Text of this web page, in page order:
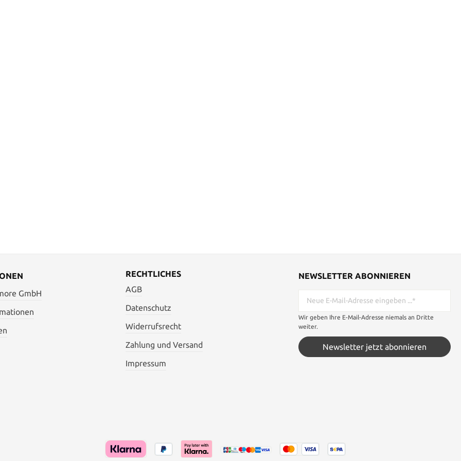
GmbH
RECHTLICHES
AGB
Datenschutz
Widerrufsrecht
Zahlung und Versand
Impressum
NEWSLETTER ABONNIEREN
Wir geben Ihre E-Mail-Adresse niemals an Dritte
weiter.
Newsletter jetzt abonnieren